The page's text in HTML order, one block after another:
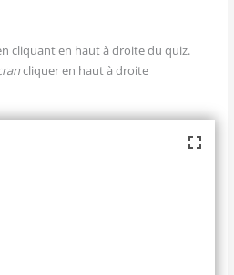
cliquant en haut à droite du quiz.
cliquer en haut à droite